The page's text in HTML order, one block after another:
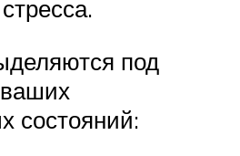
под
состояний: